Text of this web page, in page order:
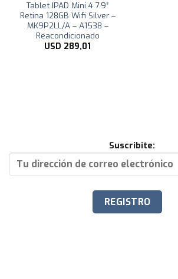
Tablet IPAD Mini 4 7.9″
Retina 128GB Wifi Silver –
MK9P2LL/A – A1538 –
Reacondicionado
USD 289,01
Suscribite: